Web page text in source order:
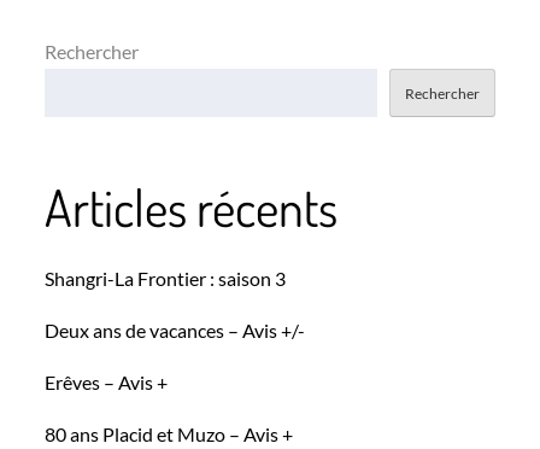
Rechercher
Rechercher
Articles récents
Shangri-La Frontier : saison 3
Deux ans de vacances – Avis +/-
Erêves – Avis +
80 ans Placid et Muzo – Avis +